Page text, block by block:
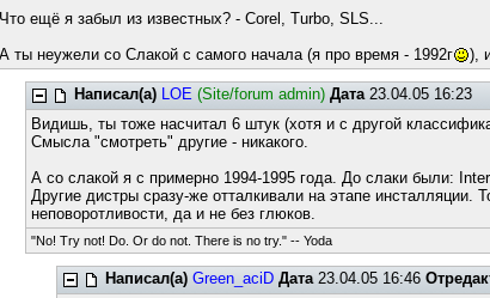
Что ещё я забыл из известных? - Corel, Turbo, SLS...
А ты неужели со Слакой с самого начала (я про время - 1992г
),
Написал(а) LOE (Site/forum admin) Дата23.04.05 16:23
Видишь, ты тоже насчитал 6 штук (хотя и с другой
Смысла "смотреть" другие - никакого.
А со слакой я с примерно 1994-1995 года. До слаки были:
Другие дистры сразу-же отталкивали на этапе
неповоротливости, да и не без глюков.
"No! Try not! Do. Or do not. There is no try." -- Yoda
Написал(а) Green_aciD Дата23.04.05 16:46